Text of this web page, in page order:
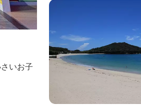
いお子